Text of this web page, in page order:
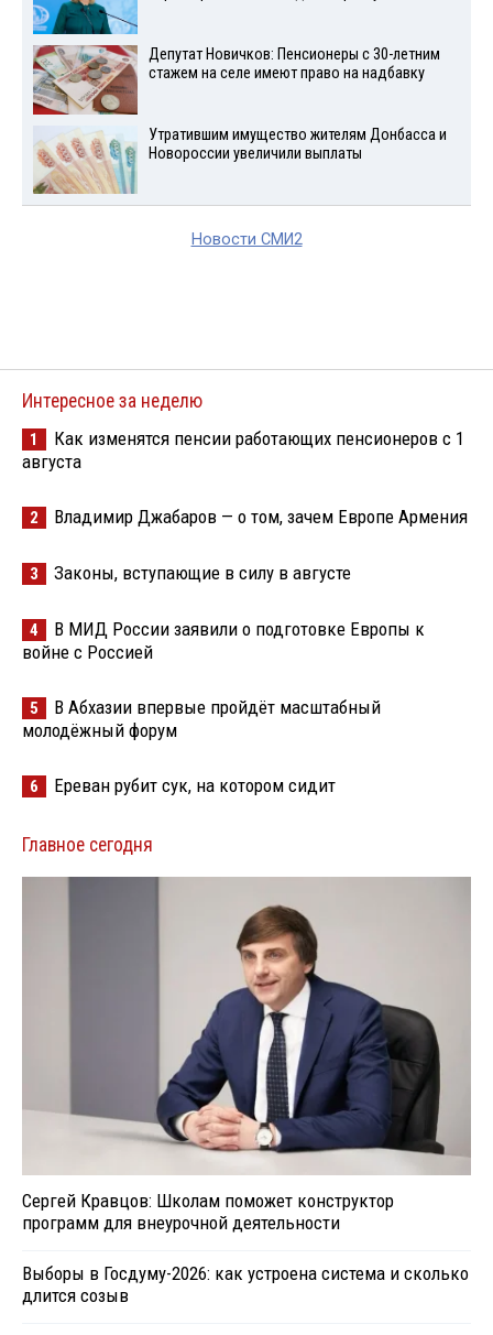
Депутат Новичков: Пенсионеры с 30-летним
стажем на селе имеют право на надбавку
Утратившим имущество жителям Донбасса и
Новороссии увеличили выплаты
Новости СМИ2
Интересное за неделю
1
Как изменятся пенсии работающих пенсионеров с 1
августа
2 Владимир Джабаров — о том, зачем Европе Армения
3 Законы, вступающие в силу в августе
4
В МИД России заявили о подготовке Европы к
войне с Россией
5
В Абхазии впервые пройдёт масштабный
молодёжный форум
6 Ереван рубит сук, на котором сидит
Главное сегодня
Сергей Кравцов: Школам поможет конструктор
программ для внеурочной деятельности
Выборы в Госдуму-2026: как устроена система и сколько
длится созыв